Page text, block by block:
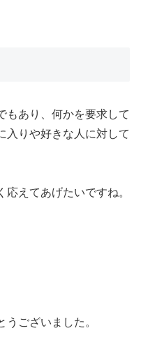
もあり、何かを要求して
入りや好きな人に対して
えてあげたいですね。
ございました。